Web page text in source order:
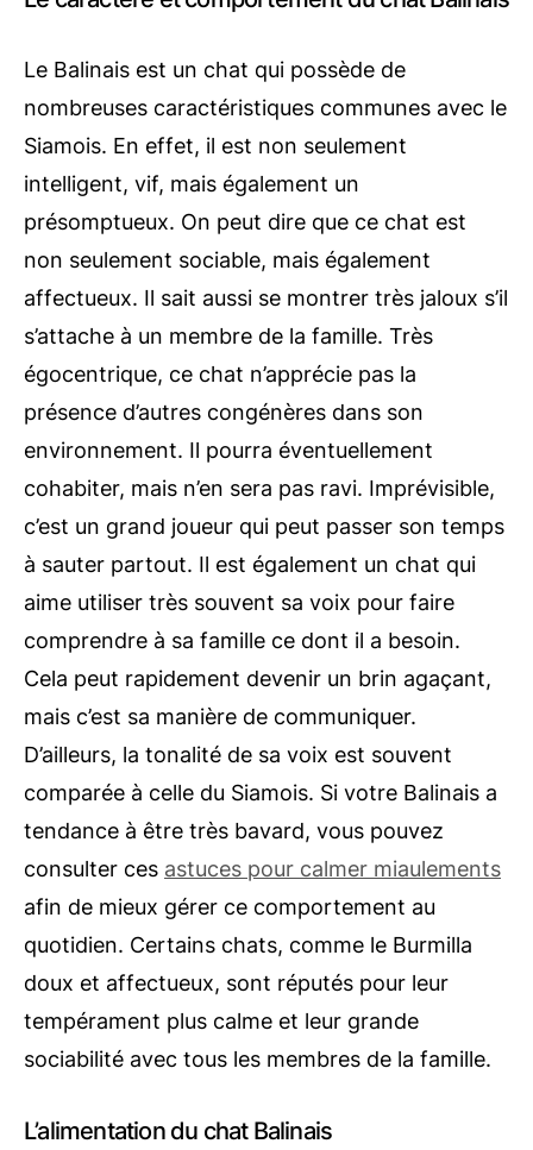
Le Balinais est un chat qui possède de
nombreuses caractéristiques communes avec le
Siamois. En effet, il est non seulement
intelligent, vif, mais également un
présomptueux. On peut dire que ce chat est
non seulement sociable, mais également
affectueux. Il sait aussi se montrer très jaloux s’il
s’attache à un membre de la famille. Très
égocentrique, ce chat n’apprécie pas la
présence d’autres congénères dans son
environnement. Il pourra éventuellement
cohabiter, mais n’en sera pas ravi. Imprévisible,
c’est un grand joueur qui peut passer son temps
à sauter partout. Il est également un chat qui
aime utiliser très souvent sa voix pour faire
comprendre à sa famille ce dont il a besoin.
Cela peut rapidement devenir un brin agaçant,
mais c’est sa manière de communiquer.
D’ailleurs, la tonalité de sa voix est souvent
comparée à celle du Siamois. Si votre Balinais a
tendance à être très bavard, vous pouvez
consulter ces astuces pour calmer miaulements
afin de mieux gérer ce comportement au
quotidien. Certains chats, comme le Burmilla
doux et affectueux, sont réputés pour leur
tempérament plus calme et leur grande
sociabilité avec tous les membres de la famille.
L’alimentation du chat Balinais